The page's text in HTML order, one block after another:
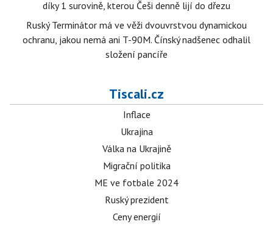
díky 1 surovině, kterou Češi denně lijí do dřezu
Ruský Terminátor má ve věži dvouvrstvou dynamickou
ochranu, jakou nemá ani T-90M. Čínský nadšenec odhalil
složení pancíře
Tiscali.cz
Inflace
Ukrajina
Válka na Ukrajině
Migrační politika
ME ve fotbale 2024
Ruský prezident
Ceny energií